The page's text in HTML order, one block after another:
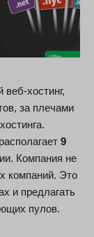
хостинг,
за плечами
9
Компания не
компаний. Это
и предлагать
пулов.